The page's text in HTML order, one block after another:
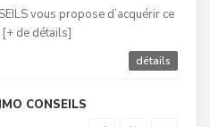
vous propose d’acquérir ce
[+ de détails]
détails
CONSEILS